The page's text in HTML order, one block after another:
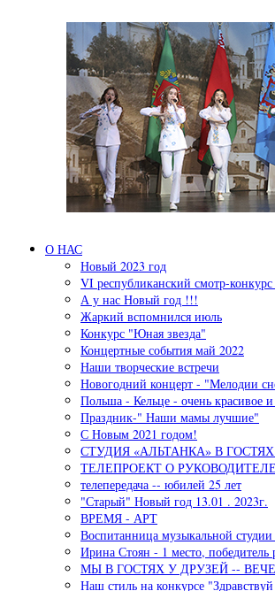
О НАС
Новый 2023 год
VI республиканский смотр-конкурс
А у нас Новый год !!!
Жаркий вспомнился июль
Конкурс "Юная звезда"
Концертные события май 2022
Наши творческие встречи
Новогодний концерт - "Мелодии
Польша - Кельце - очень красивое
Праздник-" Наши мамы лучшие"
С Новым 2021 годом!
СТУДИЯ «АЛЬТАНКА» В
ТЕЛЕПРОЕКТ О
телепередача -- юбилей 25 лет
"Старый" Новый год 13.01 . 2023г.
ВРЕМЯ - АРТ
Воспитанница музыкальной
Ирина Стоян - 1 место,
МЫ В ГОСТЯХ У ДРУЗЕЙ --
Наш стиль на конкурсе